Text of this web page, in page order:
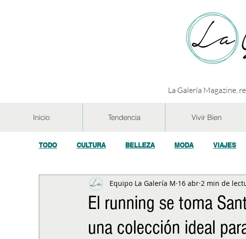
La Galería Magazine,
Inicio Tendencia Vivir Bien
TODO CULTURA BELLEZA MODA VIAJES
GASTRONOMÍA Y VINOS SALUD TECNOLOGÍA
ALIMENTACIÓN COLUMNA BUENA MESA
El running se toma
una colección ideal
Equipo La Galería M 16 abr 2 min de